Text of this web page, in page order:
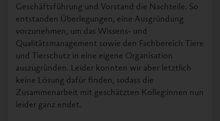
Geschäftsführung und Vorstand die Nachteile. So
entstanden Überlegungen, eine Ausgründung
vorzunehmen, um das Wissens- und
Qualitätsmanagement sowie den Fachbereich Tiere
und Tierschutz in eine eigene Organisation
auszugründen. Leider konnten wir aber letztlich
keine Lösung dafür finden, sodass die
Zusammenarbeit mit geschätzten Kolleg:innen nun
leider ganz endet.